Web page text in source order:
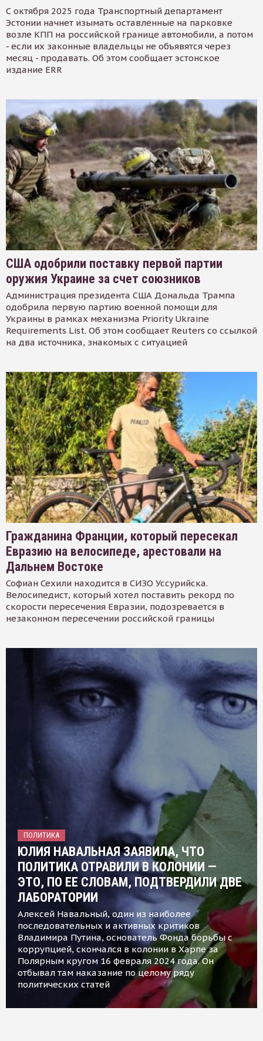
С октября 2025 года Транспортный департамент
Эстонии начнет изымать оставленные на парковке
возле КПП на российской границе автомобили, а потом
- если их законные владельцы не объявятся через
месяц - продавать. Об этом сообщает эстонское
издание ERR
США одобрили поставку первой партии
оружия Украине за счет союзников
Администрация президента США Дональда Трампа
одобрила первую партию военной помощи для
Украины в рамках механизма Priority Ukraine
Requirements List. Об этом сообщает Reuters со ссылкой
на два источника, знакомых с ситуацией
Гражданина Франции, который пересекал
Евразию на велосипеде, арестовали на
Дальнем Востоке
Софиан Сехили находится в СИЗО Уссурийска.
Велосипедист, который хотел поставить рекорд по
скорости пересечения Евразии, подозревается в
незаконном пересечении российской границы
ПОЛИТИКА
ЮЛИЯ НАВАЛЬНАЯ ЗАЯВИЛА, ЧТО
ПОЛИТИКА ОТРАВИЛИ В КОЛОНИИ —
ЭТО, ПО ЕЕ СЛОВАМ, ПОДТВЕРДИЛИ ДВЕ
ЛАБОРАТОРИИ
Алексей Навальный, один из наиболее
последовательных и активных критиков
Владимира Путина, основатель Фонда борьбы с
коррупцией, скончался в колонии в Харпе за
Полярным кругом 16 февраля 2024 года. Он
отбывал там наказание по целому ряду
политических статей